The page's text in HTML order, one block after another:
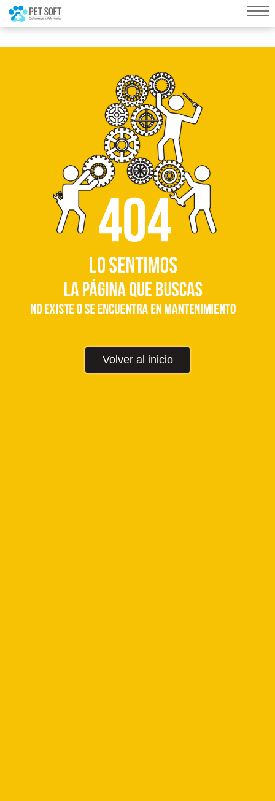
query failed, Table 'nwproject5_petsoft.preload_images' doesn't exist::SQL
Query: /*qc=on*/ select * from preload_images where pagina=49